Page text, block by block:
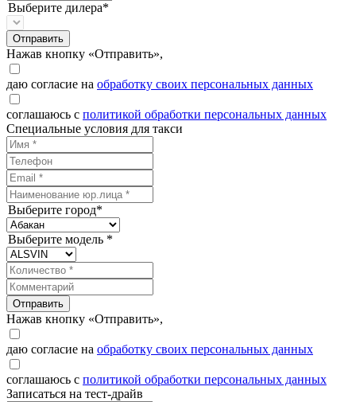
Выберите дилера*
Отправить
Нажав кнопку «Отправить»,
даю согласие на обработку своих персональных данных
соглашаюсь с политикой обработки персональных данных
Специальные условия для такси
Выберите город*
Выберите модель *
Отправить
Нажав кнопку «Отправить»,
даю согласие на обработку своих персональных данных
соглашаюсь с политикой обработки персональных данных
Записаться на тест-драйв